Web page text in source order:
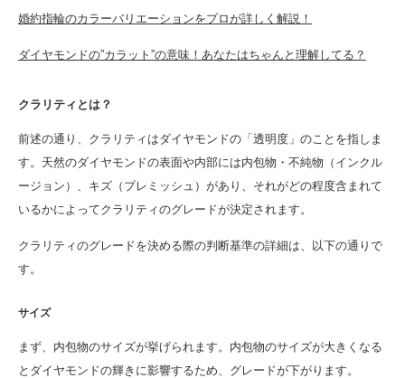
婚約指輪のカラーバリエーションをプロが詳しく解説！
ダイヤモンドの”カラット”の意味！あなたはちゃんと理解してる？
クラリティとは？
前述の通り、クラリティはダイヤモンドの「透明度」のことを指しま
す。天然のダイヤモンドの表面や内部には内包物・不純物（インクル
ージョン）、キズ（プレミッシュ）があり、それがどの程度含まれて
いるかによってクラリティのグレードが決定されます。
クラリティのグレードを決める際の判断基準の詳細は、以下の通りで
す。
サイズ
まず、内包物のサイズが挙げられます。内包物のサイズが大きくなる
とダイヤモンドの輝きに影響するため、グレードが下がります。